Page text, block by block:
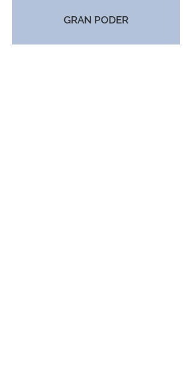
GRAN PODER